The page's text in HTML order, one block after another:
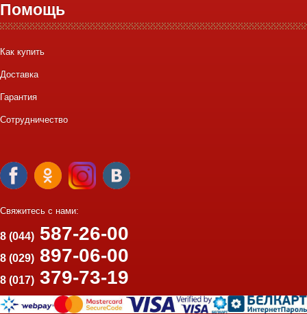
Помощь
Как купить
Доставка
Гарантия
Сотрудничество
Свяжитесь с нами:
8 (044) 587-26-00
8 (029) 897-06-00
8 (017) 379-73-19